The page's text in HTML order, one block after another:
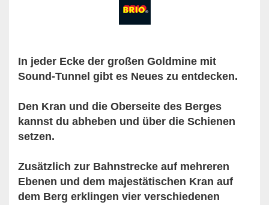
In jeder Ecke der großen Goldmine mit
Sound-Tunnel gibt es Neues zu entdecken.
Den Kran und die Oberseite des Berges
kannst du abheben und über die Schienen
setzen.
Zusätzlich zur Bahnstrecke auf mehreren
Ebenen und dem majestätischen Kran auf
dem Berg erklingen vier verschiedenen